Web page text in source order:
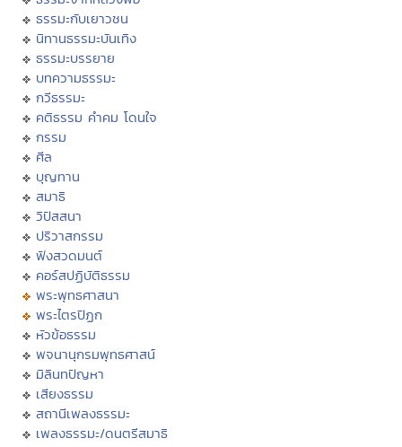
ธรรมะกับเยาวชน
นิทานธรรมะบันเทิง
ธรรมะบรรยาย
บทความธรรมะ
กวีธรรมะ
คติธรรม คำคม โดนใจ
กรรม
ศีล
บุญทาน
สมาธิ
วิปัสสนา
ปริวาสกรรม
ฟังสวดมนต์
คอร์สปฏิบัติธรรม
พระพุทธศาสนา
พระไตรปิฏก
หัวข้อธรรม
พจนานุกรมพุทธศาสน์
มิลินทปัญหา
เสียงธรรม
สถานีเพลงธรรมะ
เพลงธรรมะ/ดนตรีสมาธิ